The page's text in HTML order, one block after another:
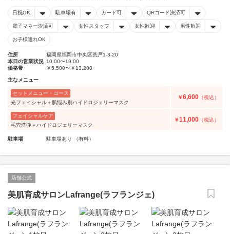
日祝OK 駐車場有 カード可 QRコード決済可
電子マネー決済可 女性スタッフ 女性歓迎 男性歓迎
お子様連れOK
住所
福岡県福岡市中央区荒戸1-3-20
本日の営業状況 10:00〜19:00
価格帯
￥5,500〜￥13,200
主なメニュー
セットメニュー・コース
光フェイシャル＋肌悩み別ハイドロジェリーマスク
￥6,600 （税込）
フェイシャルケア
毛穴洗浄＋ハイドロジェリーマスク
￥11,000 （税込）
駐車場 駐車場あり （有料）
店舗公式
美肌育成サロンLafrange(ラフランジェ)